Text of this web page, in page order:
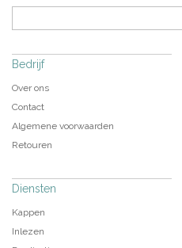
Bedrijf
Over ons
Contact
Algemene voorwaarden
Retouren
Diensten
Kappen
Inlezen